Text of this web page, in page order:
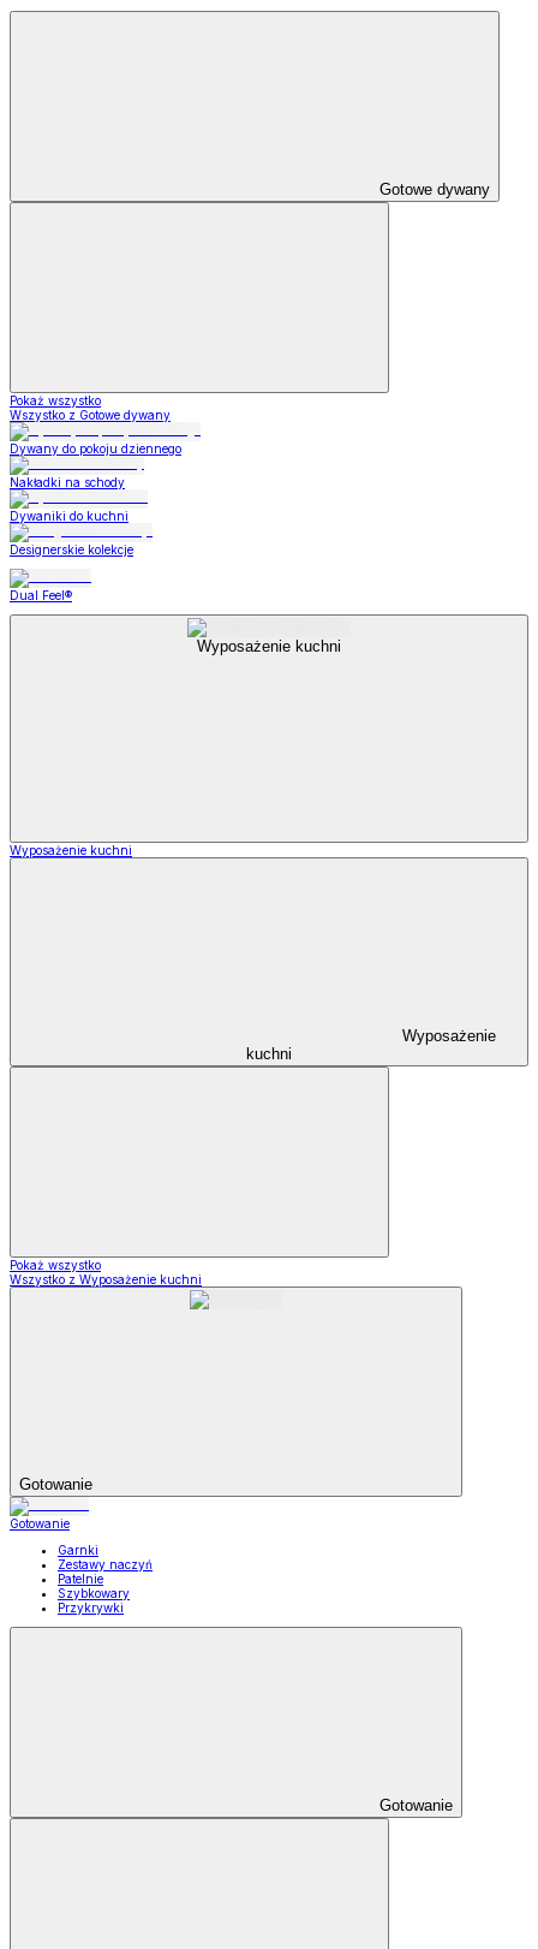
Gotowe dywany
Pokaż wszystko
Wszystko z Gotowe dywany
Dywany do pokoju dziennego
Nakładki na schody
Dywaniki do kuchni
Designerskie kolekcje
Dual Feel®
Wyposażenie kuchni
Wyposażenie kuchni
Wyposażenie
kuchni
Pokaż wszystko
Wszystko z Wyposażenie kuchni
Gotowanie
Gotowanie
Garnki
Zestawy naczyń
Patelnie
Szybkowary
Przykrywki
Gotowanie